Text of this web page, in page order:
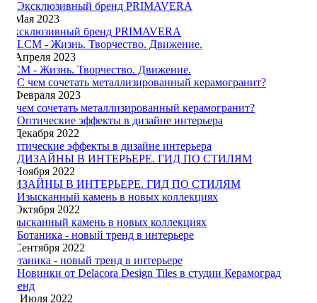
7 Мая 2023
Эксклюзивный бренд PRIMAVERA
5 Апреля 2023
LCM - Жизнь. Творчество. Движение.
4 Февраля 2023
С чем сочетать металлизированный керамогранит?
4 Декабря 2022
Оптические эффекты в дизайне интерьера
7 Ноября 2022
ДИЗАЙНЫ В ИНТЕРЬЕРЕ. ГИД ПО СТИЛЯМ
9 Октября 2022
Изысканный камень в новых коллекциях
1 Сентября 2022
Ботаника - новый тренд в интерьере
15 Июля 2022